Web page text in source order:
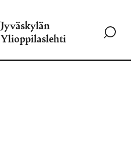
Jyväskylän
Ylioppilaslehti
Siirry